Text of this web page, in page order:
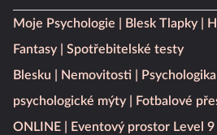
Moje Psychologie Blesk Tlapky
Fantasy
Spotřebitelské testy
Blesku
Nemovitosti
psychologické mýty
Fotbalové
ONLINE
Eventový prostor Level 9